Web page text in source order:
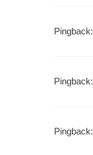
Pingback:
Pingback:
Pingback: